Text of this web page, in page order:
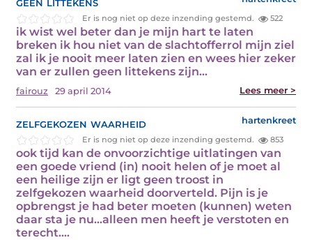
Er is nog niet op deze inzending gestemd. 522
ik wist wel beter dan je mijn hart te laten
breken ik hou niet van de slachtofferrol mijn ziel
zal ik je nooit meer laten zien en wees hier zeker
van er zullen geen littekens zijn…
fairouz 29 april 2014 Lees meer >
zelfgekozen waarheid hartenkreet
Er is nog niet op deze inzending gestemd. 853
ook tijd kan de onvoorzichtige uitlatingen van
een goede vriend (in) nooit helen of je moet al
een heilige zijn er ligt geen troost in
zelfgekozen waarheid doorverteld. Pijn is je
opbrengst je had beter moeten (kunnen) weten
daar sta je nu...alleen men heeft je verstoten en
terecht.…